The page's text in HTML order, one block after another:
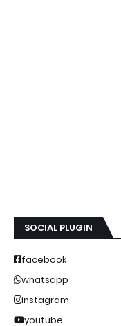
SOCIAL PLUGIN
facebook
whatsapp
instagram
youtube